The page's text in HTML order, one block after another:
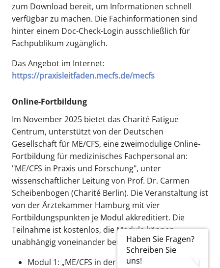
Haben Sie Fragen?
Schreiben Sie
uns!
zum Download bereit, um Informationen schnell
verfügbar zu machen. Die Fachinformationen sind
hinter einem Doc-Check-Login ausschließlich für
Fachpublikum zugänglich.
Das Angebot im Internet:
https://praxisleitfaden.mecfs.de/mecfs
Online-Fortbildung
Im November 2025 bietet das Charité Fatigue
Centrum, unterstützt von der Deutschen
Gesellschaft für ME/CFS, eine zweimodulige Online-
Fortbildung für medizinisches Fachpersonal an:
"ME/CFS in Praxis und Forschung", unter
wissenschaftlicher Leitung von Prof. Dr. Carmen
Scheibenbogen (Charité Berlin). Die Veranstaltung ist
von der Ärztekammer Hamburg mit vier
Fortbildungspunkten je Modul akkreditiert. Die
Teilnahme ist kostenlos, die Module können
unabhängig voneinander besucht werden.
Modul 1: „ME/CFS in der hausärztlichen Praxis